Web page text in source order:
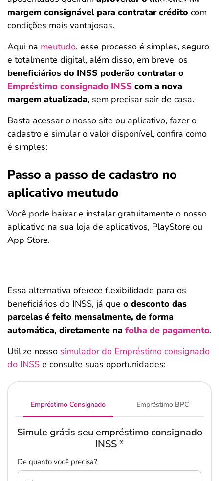
margem consignável para contratar crédito com
condições mais vantajosas.
Aqui na meutudo, esse processo é simples, seguro
e totalmente digital, além disso, em breve, os
beneficiários do INSS poderão contratar o
Empréstimo consignado INSS com a nova
margem atualizada, sem precisar sair de casa.
Basta acessar o nosso site ou aplicativo, fazer o
cadastro e simular o valor disponível, confira como
é simples:
Passo a passo de cadastro no
aplicativo meutudo
Você pode baixar e instalar gratuitamente o nosso
aplicativo na sua loja de aplicativos, PlayStore ou
App Store.
Essa alternativa oferece flexibilidade para os
beneficiários do INSS, já que o desconto das
parcelas é feito mensalmente, de forma
automática, diretamente na folha de pagamento.
Utilize nosso simulador do Empréstimo consignado
do INSS e consulte suas oportunidades:
Empréstimo Consignado Empréstimo BPC
Simule grátis seu empréstimo consignado
INSS*
De quanto você precisa?